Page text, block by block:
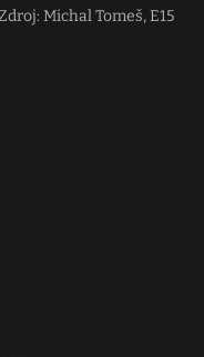
Michal Tomeš, E15